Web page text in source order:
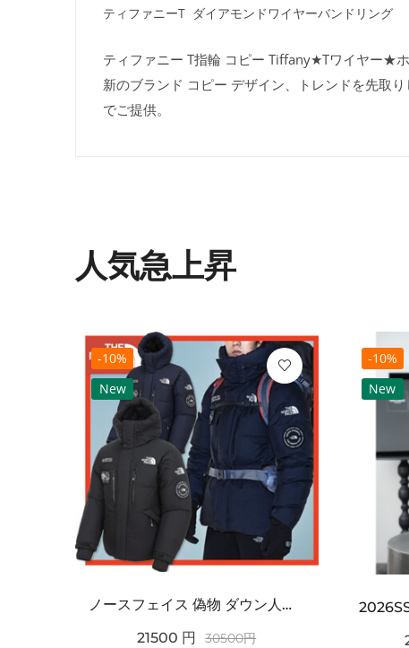
ティファニーT ダイアモンドワイヤーバンドリング
ティファニー T指輪 コピー Tiffany★Tワイヤー★
新のブランド コピー デザイン、トレンドを先取
でご提供。
人気急上昇
-10%
New
ノースフェイス 偽物 ダウン人気【THE NORTH FACE】M'S 7 SUMMIT HIM...
21500 円 30500円
-10%
New